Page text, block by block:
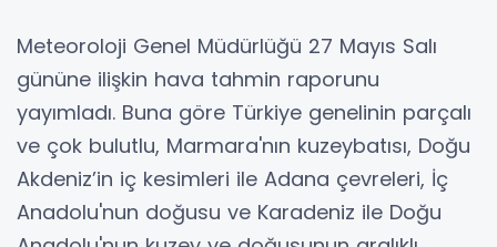
Meteoroloji Genel Müdürlüğü 27 Mayıs Salı
gününe ilişkin hava tahmin raporunu
yayımladı. Buna göre Türkiye genelinin parçalı
ve çok bulutlu, Marmara'nın kuzeybatısı, Doğu
Akdeniz’in iç kesimleri ile Adana çevreleri, İç
Anadolu'nun doğusu ve Karadeniz ile Doğu